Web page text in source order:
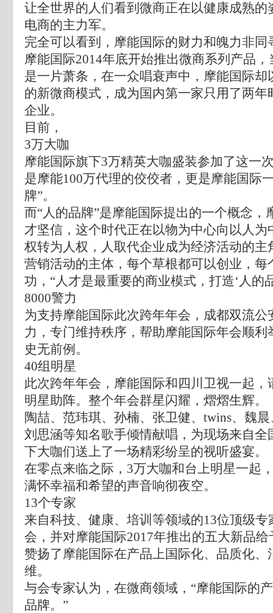
让全世界的人们看到微商正在以健康成熟的
电商的主力军。
完全可以看到，摩能国际的财力和魄力非同
摩能国际2014年底开始推出微商系列产品
是一片萧条，在一众唱衰声中，摩能国际却
的新微商模式，成为国内第一家只用了两年
企业。
目前，
3万大咖
摩能国际旗下3万精英大咖盛装参加了这一
是摩能100万代理的佼佼者，更是摩能国际
牌”。
而“人的品牌”是摩能国际提出的一个概念，
才坚信，这个时代正在以物为中心向以人为
权转为人权，人取代企业成为经济活动的主
营销活动的主体，每个草根都可以创业，每
功，“人才是最重要的商业模式，打造‘人的
8000警力
为支持摩能国际此次跨年年会，成都双流公
力，专门维持秩序，帮助摩能国际年会顺利
史无前例。
40组明星
此次跨年年会，摩能国际和四川卫视一起，
明星助阵。整个年会群星闪耀，熠熠生辉。
陶喆、范玮琪、孙楠、张卫健、twins、魏
刘思涵等知名歌手倾情献唱，为现场来自全
下大咖们送上了一场精彩纷呈的视听盛宴。
在零点来临之际，3万大咖和台上明星一起
满怀幸福和希望的声音响彻夜空。
13个专家
来自科技、健康、培训等领域的13位顶级
会，并对摩能国际2017年推出的五大新品
赞扬了摩能国际在产品上国际化、品质化、
维。
与会专家认为，在微商领域，“摩能国际的
品牌。”